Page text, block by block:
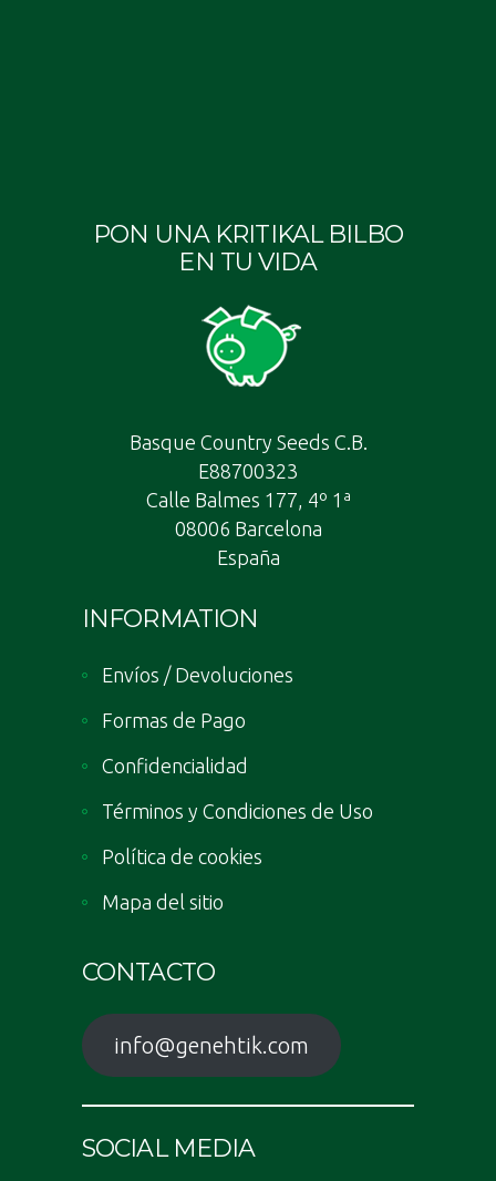
PON UNA KRITIKAL BILBO
EN TU VIDA
Basque Country Seeds C.B.
E88700323
Calle Balmes 177, 4º 1ª
08006 Barcelona
España
INFORMATION
Envíos / Devoluciones
Formas de Pago
Confidencialidad
Términos y Condiciones de Uso
Política de cookies
Mapa del sitio
CONTACTO
info@genehtik.com
SOCIAL MEDIA